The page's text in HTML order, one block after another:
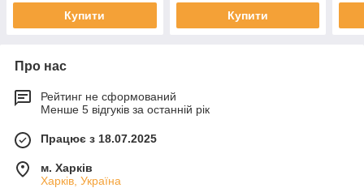
Купити Купити
Про нас
Рейтинг не сформований
Менше 5 відгуків за останній рік
Працює з 18.07.2025
м. Харків
Харків, Україна